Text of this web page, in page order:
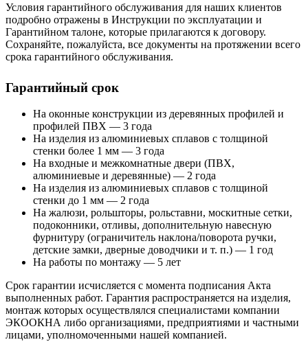
Условия гарантийного обслуживания для наших клиентов
подробно отражены в Инструкции по эксплуатации и
Гарантийном талоне, которые прилагаются к договору.
Сохраняйте, пожалуйста, все документы на протяжении всего
срока гарантийного обслуживания.
Гарантийный срок
На оконные конструкции из деревянных профилей и
профилей ПВХ — 3 года
На изделия из алюминиевых сплавов с толщиной
стенки более 1 мм — 3 года
На входные и межкомнатные двери (ПВХ,
алюминиевые и деревянные) — 2 года
На изделия из алюминиевых сплавов с толщиной
стенки до 1 мм — 2 года
На жалюзи, рольшторы, рольставни, москитные сетки,
подоконники, отливы, дополнительную навесную
фурнитуру (ограничитель наклона/поворота ручки,
детские замки, дверные доводчики и т. п.) — 1 год
На работы по монтажу — 5 лет
Срок гарантии исчисляется с момента подписания Акта
выполненных работ. Гарантия распространяется на изделия,
монтаж которых осуществлялся специалистами компании
ЭКООКНА либо организациями, предприятиями и частными
лицами, уполномоченными нашей компанией.